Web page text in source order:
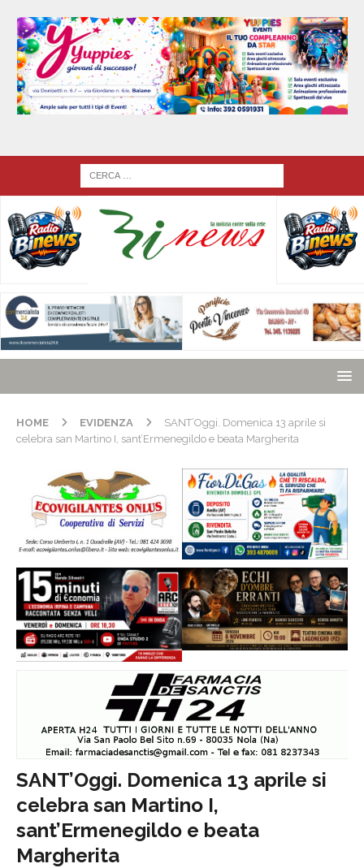
HOME EVIDENZA
SANT’Oggi. Domenica 13 aprile si
celebra san Martino I, sant’Ermenegildo e beata Margherita
SANT’Oggi. Domenica 13 aprile si
celebra san Martino I,
sant’Ermenegildo e beata
Margherita